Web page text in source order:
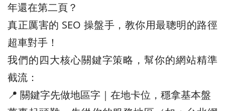
年還在第二頁？
真正厲害的 SEO 操盤手，教你用最聰明的路徑
超車對手！
我們的四大核心關鍵字策略，幫你的網站精準
截流：
📍 關鍵字先做地區字｜在地卡位，穩拿基本盤